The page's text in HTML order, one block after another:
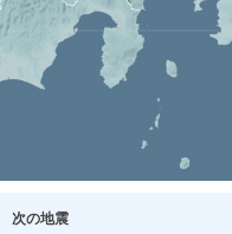
次の地震